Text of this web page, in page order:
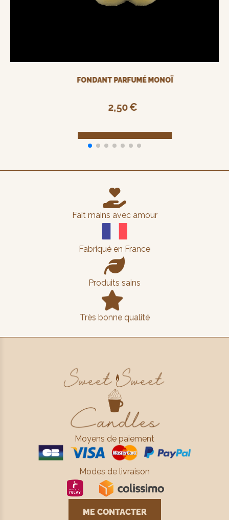
POUDRE PARFUMÉE PARFUM MONOÏ PÊCHE
13,00€

Fait mains avec amour
Fabriqué en France

Produits sains

Très bonne qualité
Moyens de paiement
Modes de livraison
ME CONTACTER